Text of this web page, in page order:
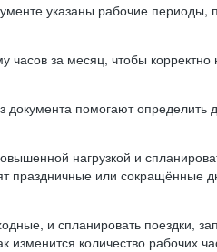
указаны рабочие
за месяц, чтобы
помогают
нагрузкой и
праздничные или
и спланировать поездки,
количество рабочих